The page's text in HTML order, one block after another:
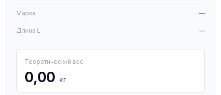
Марка —
Длина L —
Теоретический вес
0,00 кг